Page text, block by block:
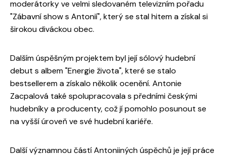
moderátorky ve velmi sledovaném televizním pořadu
"Zábavní show s Antonií", který se stal hitem a získal si
širokou diváckou obec.
Dalším úspěšným projektem byl její sólový hudební
debut s albem "Energie života", které se stalo
bestsellerem a získalo několik ocenění. Antonie
Zacpalová také spolupracovala s předními českými
hudebníky a producenty, což jí pomohlo posunout se
na vyšší úroveň ve své hudební kariéře.
Další významnou částí Antoniiných úspěchů je její práce